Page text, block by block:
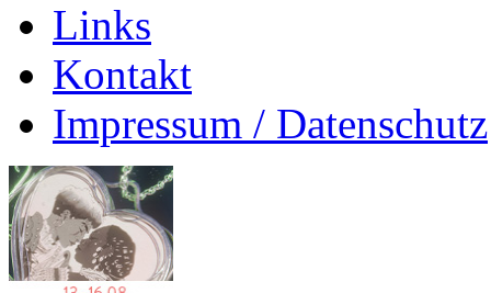
Links
Kontakt
Impressum / Datenschutz